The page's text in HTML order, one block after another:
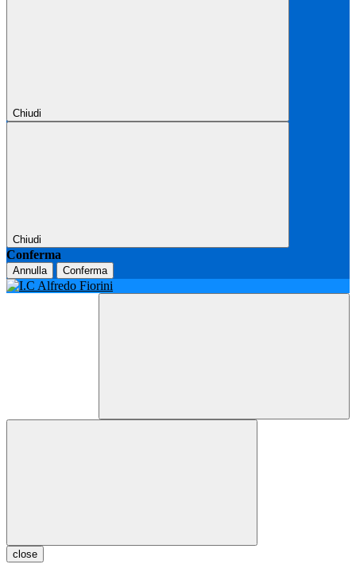
Chiudi
Chiudi
Conferma
Annulla Conferma
close